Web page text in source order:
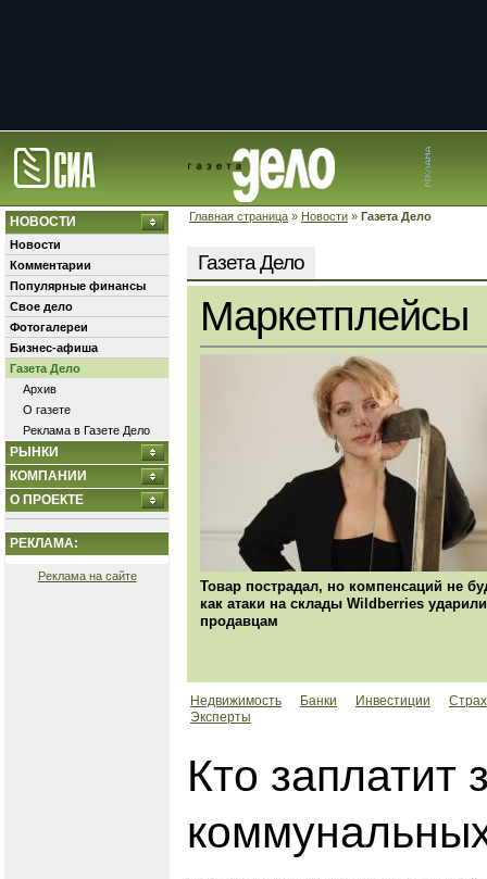
Главная страница » Новости » Газета Дело
НОВОСТИ
Новости
Комментарии
Популярные финансы
Свое дело
Фотогалереи
Бизнес-афиша
Газета Дело
Архив
О газете
Реклама в Газете Дело
РЫНКИ
КОМПАНИИ
О ПРОЕКТЕ
РЕКЛАМА:
Реклама на сайте
Газета Дело
Маркетплейсы
Товар пострадал, но компенсаций не
как атаки на склады Wildberries
продавцам
Недвижимость Банки Инвестиции
Эксперты
Кто заплатит